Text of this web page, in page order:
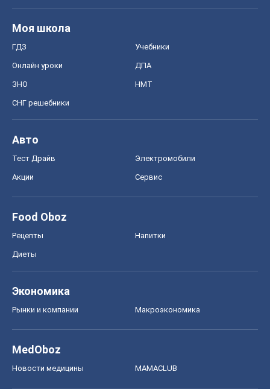
Моя школа
ГДЗ Учебники
Онлайн уроки ДПА
ЗНО НМТ
СНГ решебники
Авто
Тест Драйв Электромобили
Акции Сервис
Food Oboz
Рецепты Напитки
Диеты
Экономика
Рынки и компании Mакроэкономика
MedOboz
Новости медицины MAMACLUB